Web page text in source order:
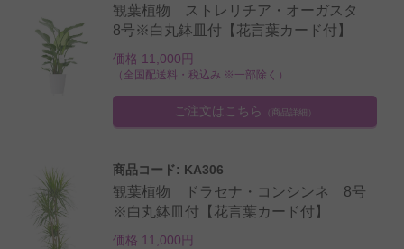
観葉植物 ストレリチア・オーガスタ
8号※白丸鉢皿付【花言葉カード付】
価格 11,000円
（全国配送料・税込み ※一部除く）
ご注文はこちら （商品詳細）
商品コード: KA306
観葉植物 ドラセナ・コンシンネ 8号
※白丸鉢皿付【花言葉カード付】
価格 11,000円